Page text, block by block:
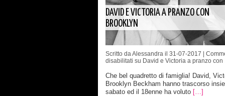
DAVID E VICTORIA A PRANZO CON
BROOKLYN
Scritto da Alessandra il 31-07-2017 |
disabilitati su David e Victoria a pranzo con
Che bel quadretto di famiglia! David,
Brooklyn Beckham hanno trascorso
sabato ed il 18enne ha voluto […]